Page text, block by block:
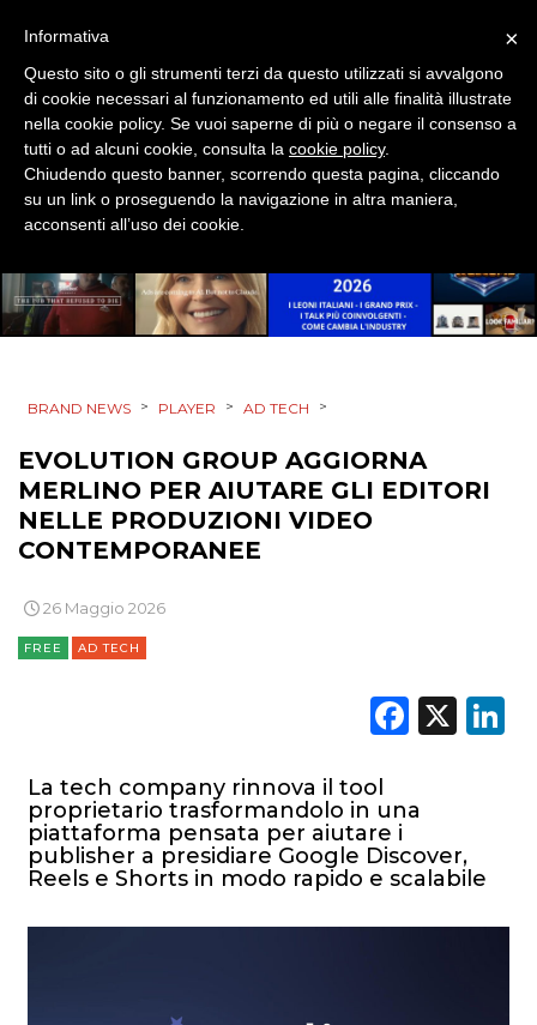
PREVISIONI/SCENARI
NORMATIVE
TREND
CASE HISTORY
BRAND NEWS > PLAYER > AD TECH >
EVOLUTION GROUP AGGIORNA
MERLINO PER AIUTARE GLI EDITORI
NELLE PRODUZIONI VIDEO
CONTEMPORANEE
26 Maggio 2026
FREE AD TECH
X
La tech company rinnova il tool
proprietario trasformandolo in una
piattaforma pensata per aiutare i
publisher a presidiare Google Discover,
Reels e Shorts in modo rapido e scalabile
×
Informativa
Questo sito o gli strumenti terzi da questo utilizzati si avvalgono
di cookie necessari al funzionamento ed utili alle finalità illustrate
nella cookie policy. Se vuoi saperne di più o negare il consenso a
tutti o ad alcuni cookie, consulta la cookie policy.
Chiudendo questo banner, scorrendo questa pagina, cliccando
su un link o proseguendo la navigazione in altra maniera,
acconsenti all’uso dei cookie.